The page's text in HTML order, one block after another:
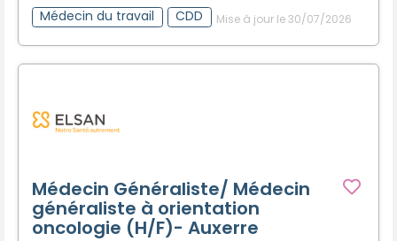
Médecin du travail CDD Mise à jour le 30/07/2026
Médecin Généraliste/ Médecin
généraliste à orientation
oncologie (H/F)- Auxerre